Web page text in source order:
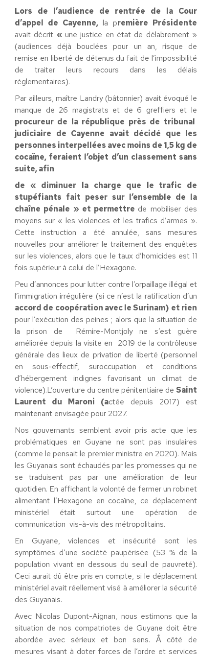
Lors de l’audience de rentrée de la Cour
d’appel de Cayenne,la première Présidente
avait décrit «une justice en état de délabrement »
(audiences déjà bouclées pour un an, risque de
remise en liberté de détenus du fait de l’impossibilité
de traiter leurs recours dans les délais
réglementaires).
Par ailleurs, maître Landry (bâtonnier) avait évoqué le
manque de 26 magistrats et de 6 greffiers et le
procureur de la république près de tribunal
judiciaire de Cayenne avait décidé que les
personnes interpellées avec moins de 1,5 kg de
cocaïne, feraient l’objet d’un classement sans
suite, afin
de « diminuer la charge que le trafic de
stupéfiants fait peser sur l’ensemble de la
chaîne pénale » et permettre de mobiliser des
moyens sur « les violences et les trafics d’armes ».
Cette instruction a été annulée, sans mesures
nouvelles pour améliorer le traitement des enquêtes
sur les violences, alors que le taux d’homicides est 11
fois supérieur à celui de l’Hexagone.
Peu d’annonces pour lutter contre l’orpaillage illégal et
l’immigration irrégulière (si ce n’est la ratification d’un
accord de coopération avec le Surinam) et rien
pour l’exécution des peines ; alors que la situation de
la prison de Rémire-Montjoly ne s’est guère
améliorée depuis la visite en 2019 de la contrôleuse
générale des lieux de privation de liberté (personnel
en sous-effectif, suroccupation et conditions
d’hébergement indignes favorisant un climat de
violence).L’ouverture du centre pénitentiaire de Saint
Laurent du Maroni (actée depuis 2017) est
maintenant envisagée pour 2027.
Nos gouvernants semblent avoir pris acte que les
problématiques en Guyane ne sont pas insulaires
(comme le pensait le premier ministre en 2020). Mais
les Guyanais sont échaudés par les promesses qui ne
se traduisent pas par une amélioration de leur
quotidien. En affichant la volonté de fermer un robinet
alimentant l’Hexagone en cocaïne, ce déplacement
ministériel était surtout une opération de
communication vis-à-vis des métropolitains.
En Guyane, violences et insécurité sont les
symptômes d’une société paupérisée (53 % de la
population vivant en dessous du seuil de pauvreté).
Ceci aurait dû être pris en compte, si le déplacement
ministériel avait réellement visé à améliorer la sécurité
des Guyanais.
Avec Nicolas Dupont-Aignan, nous estimons que la
situation de nos compatriotes de Guyane doit être
abordée avec sérieux et bon sens. Ắ côté de
mesures visant à doter forces de l’ordre et services